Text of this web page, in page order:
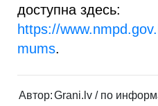
доступна здесь:
https://
mums.
Автор:Grani.lv / по